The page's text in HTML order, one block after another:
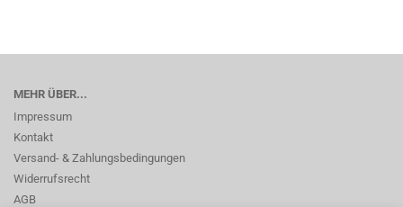
MEHR ÜBER...
Impressum
Kontakt
Versand- & Zahlungsbedingungen
Widerrufsrecht
AGB